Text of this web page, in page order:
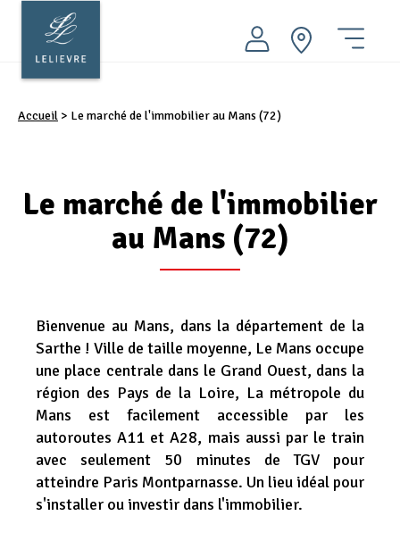
principalACHETER
VENDRE
PATRIMOINE
AMO INGÉNIERIE
Groupe LELIEVRE
Actualités
Appel d'offres
Nous rejoindre
Accueil > Le marché de l'immobilier au Mans (72)
Le marché de l'immobilier
au Mans (72)
Bienvenue au Mans, dans la département de la
Sarthe ! Ville de taille moyenne, Le Mans occupe
une place centrale dans le Grand Ouest, dans la
région des Pays de la Loire, La métropole du
Mans est facilement accessible par les
autoroutes A11 et A28, mais aussi par le train
avec seulement 50 minutes de TGV pour
atteindre Paris Montparnasse. Un lieu idéal pour
s'installer ou investir dans l'immobilier.